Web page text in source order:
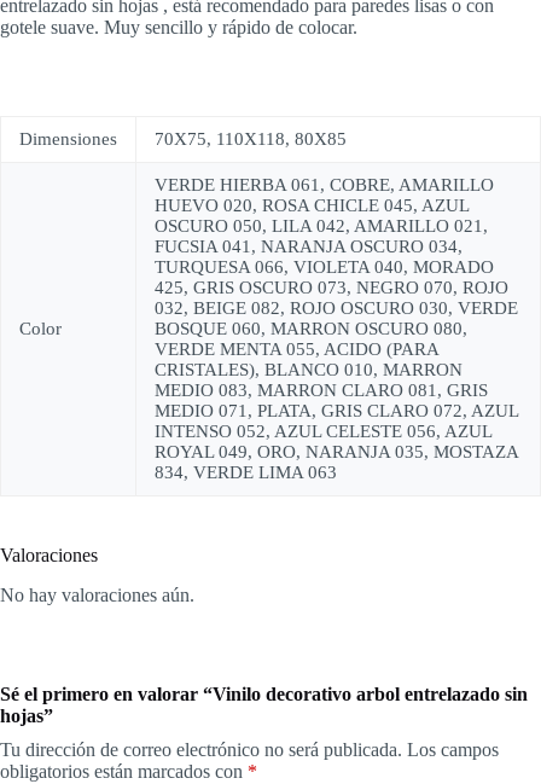
entrelazado sin hojas , está recomendado para paredes lisas o con
gotele suave. Muy sencillo y rápido de colocar.
Dimensiones 70X75, 110X118, 80X85
Color
VERDE HIERBA 061, COBRE, AMARILLO
HUEVO 020, ROSA CHICLE 045, AZUL
OSCURO 050, LILA 042, AMARILLO 021,
FUCSIA 041, NARANJA OSCURO 034,
TURQUESA 066, VIOLETA 040, MORADO
425, GRIS OSCURO 073, NEGRO 070, ROJO
032, BEIGE 082, ROJO OSCURO 030, VERDE
BOSQUE 060, MARRON OSCURO 080,
VERDE MENTA 055, ACIDO (PARA
CRISTALES), BLANCO 010, MARRON
MEDIO 083, MARRON CLARO 081, GRIS
MEDIO 071, PLATA, GRIS CLARO 072, AZUL
INTENSO 052, AZUL CELESTE 056, AZUL
ROYAL 049, ORO, NARANJA 035, MOSTAZA
834, VERDE LIMA 063
Valoraciones
No hay valoraciones aún.
Sé el primero en valorar “Vinilo decorativo arbol entrelazado sin
hojas”
Tu dirección de correo electrónico no será publicada. Los campos
obligatorios están marcados con *